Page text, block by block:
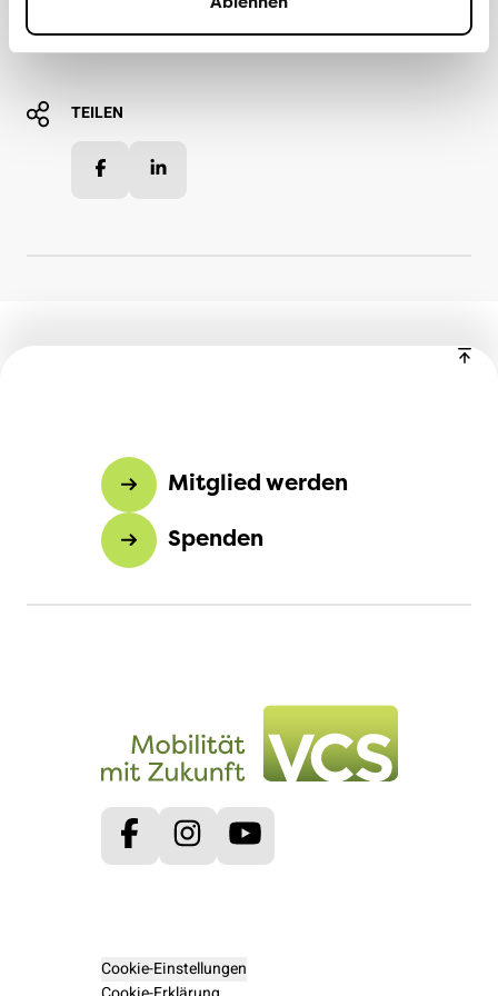
TEILEN
Facebook
Mitglied werden
Spenden
FacebookInstagram
Cookie-Einstellungen